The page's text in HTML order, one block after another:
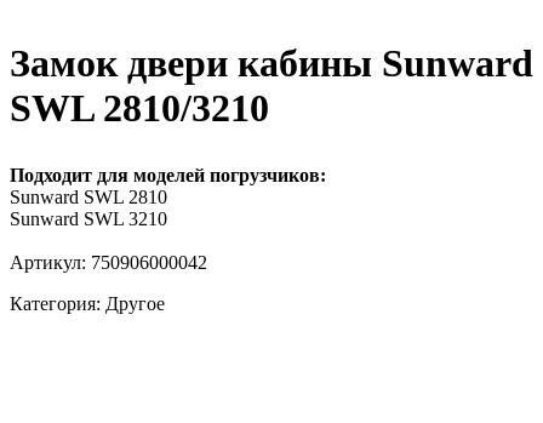
Замок двери кабины Sunward
SWL 2810/3210
Подходит для моделей погрузчиков:
Sunward SWL 2810
Sunward SWL 3210
Артикул: 750906000042
Категория: Другое